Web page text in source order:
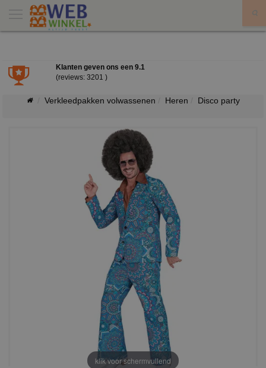
Klanten geven ons een 9.1
(reviews: 3201 )
Verkleedpakken volwassenen Heren Disco party
klik voor schermvullend